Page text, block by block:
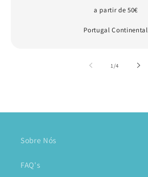
a partir de 50€
Portugal Continental
1 /de
4
Sobre Nós
FAQ's